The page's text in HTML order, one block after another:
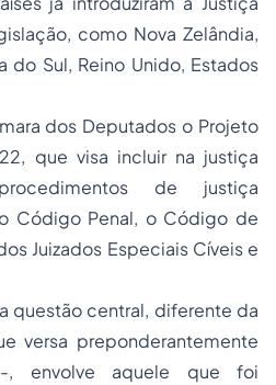
como Nova Zelândia,
do Sul, Reino Unido, Estados
dos Deputados o Projeto
que visa incluir na justiça
de justiça
Código Penal, o Código de
Juizados Especiais Cíveis e
questão central, diferente da
versa preponderantemente
, envolve aquele que foi